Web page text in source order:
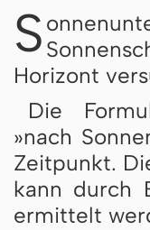
S
Horizont
Die
»nach
Zeitpunkt.
kann durch
ermittelt